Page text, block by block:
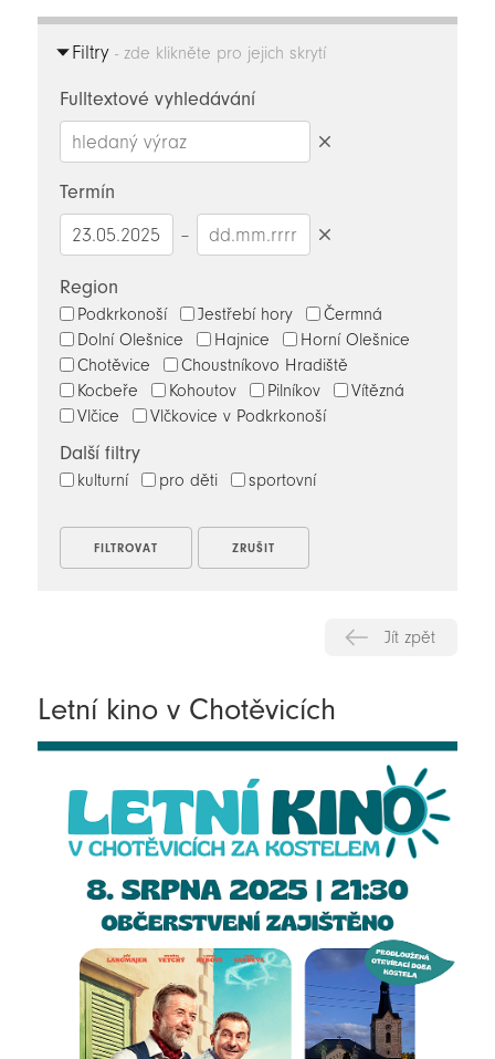
Feed
Filtry- zde klikněte pro jejich skrytí
Fulltextové vyhledávání
Termín
–
Region
Podkrkonoší Jestřebí hory
Čermná
Dolní Olešnice
Hajnice
Horní Olešnice
Chotěvice
Choustníkovo Hradiště
Kocbeře
Kohoutov Pilníkov
Vítězná
Vlčice
Vlčkovice v Podkrkonoší
Další filtry
kulturní pro děti sportovní
Jít zpět
Letní kino v Chotěvicích